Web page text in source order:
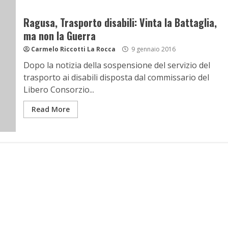
Ragusa, Trasporto disabili: Vinta la Battaglia,
ma non la Guerra
Carmelo Riccotti La Rocca 9 gennaio 2016
Dopo la notizia della sospensione del servizio del
trasporto ai disabili disposta dal commissario del
Libero Consorzio...
Read More